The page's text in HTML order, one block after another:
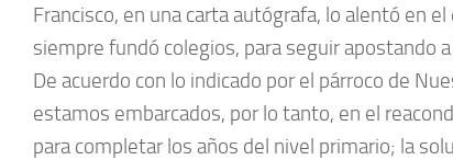
Francisco, en una carta autógrafa, lo alentó en
siempre fundó colegios, para seguir apostando
De acuerdo con lo indicado por el párroco de
estamos embarcados, por lo tanto, en el
para completar los años del nivel primario; la